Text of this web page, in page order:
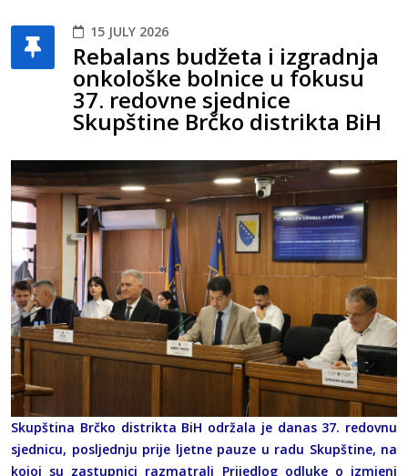
15 JULY 2026
Rebalans budžeta i izgradnja
onkološke bolnice u fokusu
37. redovne sjednice
Skupštine Brčko distrikta BiH
Skupština Brčko distrikta BiH održala je danas 37. redovnu
sjednicu, posljednju prije ljetne pauze u radu Skupštine, na
kojoj su zastupnici razmatrali Prijedlog odluke o izmjeni